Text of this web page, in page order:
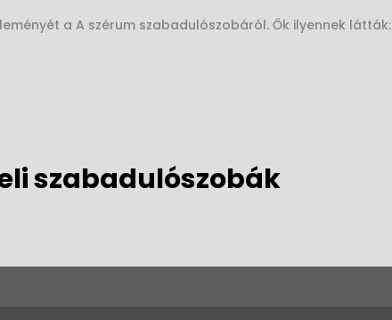
a A szérum szabadulószobáról. Ők ilyennek látták:
szabadulószobák